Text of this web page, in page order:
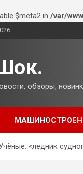
$meta2 in /var/
обзоры,
«ледник